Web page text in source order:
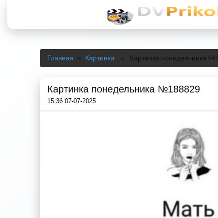
Главная » Картинки » Картинка понедельника
Картинка понедельника №188829
15:36 07-07-2025